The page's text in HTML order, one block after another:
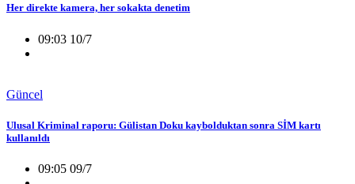
Her direkte kamera, her sokakta denetim
09:03 10/7
Güncel
Ulusal Kriminal raporu: Gülistan Doku kaybolduktan sonra SİM kartı
kullanıldı
09:05 09/7